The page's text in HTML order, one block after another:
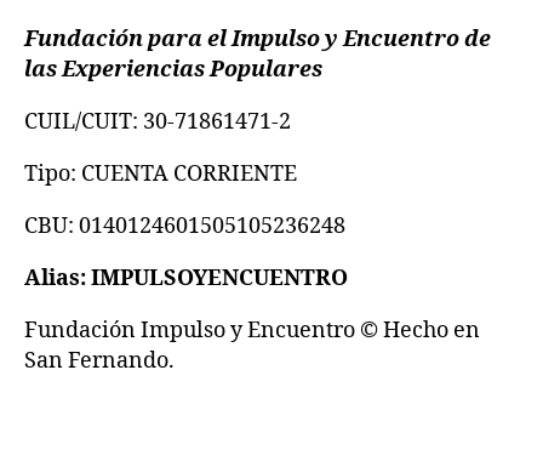
Fundación para el Impulso y Encuentrode
las Experiencias Populares
CUIL/CUIT: 30-71861471-2
Tipo: CUENTA CORRIENTE
CBU: 0140124601505105236248
Alias: IMPULSOYENCUENTRO
Fundación Impulso y Encuentro © Hecho en
San Fernando.